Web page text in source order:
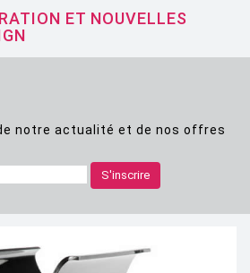
ET NOUVELLES
notre actualité et de nos offres
S'inscrire